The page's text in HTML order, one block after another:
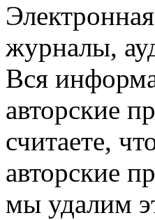
журналы,
Вся
авторские
считаете,
авторские
мы удалим